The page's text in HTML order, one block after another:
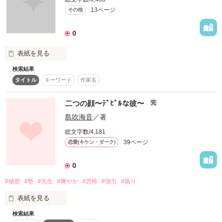
良かったら読んでみてください(o^^o)
感想など、お待ちしています!!!!
作品を読む
目の保養男子とイケナイ恋をするなんて……!?
作品を読む
この話は塾講師6人とその生徒の話です。
95パーセント実話です。
作品を読む
その他 13ページ
0
表紙を見る
柚木海月統括主催
いちご塾
課題作品になります。
勉強会初参加です。
只今、活動を一時停止させていただいてますです……。
再開のメドが立ちましたら、休止していた課題に取り掛かりた
いと
勝手ながら思っておりますのですf^_^;
検索結果
タイトル
キーワード 作家名
二つの顔〜ﾃﾞﾋﾞﾙな彼〜 完
島吹海音／著
総文字数/4,181
恋愛(キケン・ダーク) 39ページ
0
#秘密 #塾 #先生 #爽やか #恐怖 #強引 #偽り
表紙を見る
二つの顔を持つ彼との
検索結果